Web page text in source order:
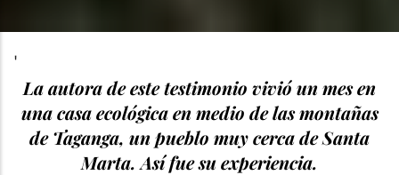
'
La autora de este testimonio vivió un mes en
una casa ecológica en medio de las montañas
de Taganga, un pueblo muy cerca de Santa
Marta. Así fue su experiencia.